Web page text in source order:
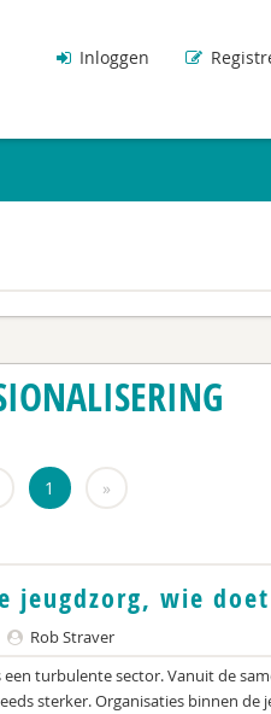
Inloggen
1 »
jeugdzorg, wie
Rob Straver
een turbulente sector. Vanuit de
sterker. Organisaties binnen de